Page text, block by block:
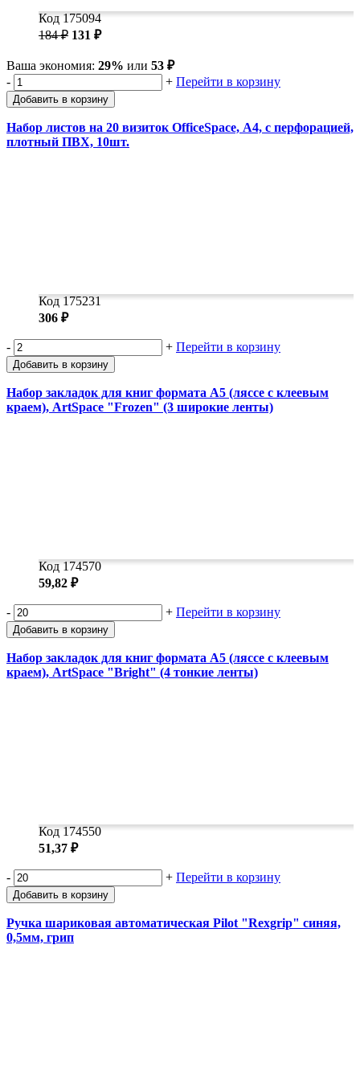
Код 175094
184 ₽ 131 ₽
Ваша экономия: 29% или 53 ₽
-
+ Перейти в корзину
Добавить в корзину
Набор листов на 20 визиток OfficeSpace, А4, с перфорацией,
плотный ПВХ, 10шт.
Код 175231
306 ₽
- + Перейти в корзину
Добавить в корзину
Набор закладок для книг формата А5 (ляссе с клеевым
краем), ArtSpace "Frozen" (3 широкие ленты)
Код 174570
59,82 ₽
- + Перейти в корзину
Добавить в корзину
Набор закладок для книг формата А5 (ляссе с клеевым
краем), ArtSpace "Bright" (4 тонкие ленты)
Код 174550
51,37 ₽
- + Перейти в корзину
Добавить в корзину
Ручка шариковая автоматическая Pilot "Rexgrip" синяя,
0,5мм, грип